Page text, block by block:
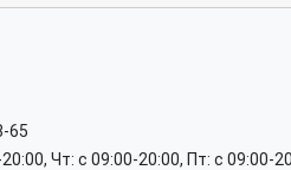
65
Чт: c 09:00-20:00, Пт: c 09:00-